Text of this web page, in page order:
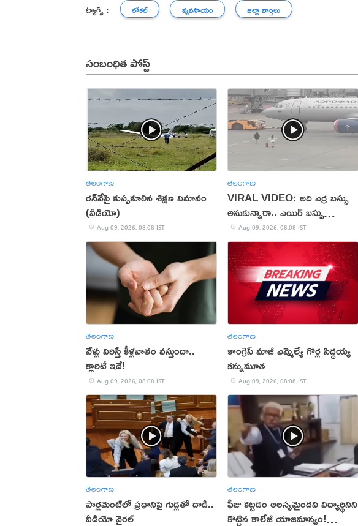
ట్యాగ్స్ : లోకల్ వ్యవసాయం జిల్లా వార్తలు
సంబంధిత పోస్ట్
తెలంగాణ
రన్‌వేపై కుప్పకూలిన శిక్షణ విమానం
(వీడియో)
Aug 09, 2026, 08:08 IST
తెలంగాణ
VIRAL VIDEO: అది ఎర్ర బస్సు
అనుకున్నారా.. ఎయిర్ బస్సు
అనుకున్నారా!
Aug 09, 2026, 08:08 IST
తెలంగాణ
వేళ్లు విరిస్తే కీళ్లవాతం వస్తుందా..
క్లారిటీ ఇదే!
Aug 09, 2026, 08:08 IST
తెలంగాణ
కాంగ్రెస్ మాజీ ఎమ్మెల్యే గొర్ల సిద్ధయ్య
కన్నుమూత
Aug 09, 2026, 08:08 IST
తెలంగాణ
పార్లమెంట్‌లో ప్రధానిపై గుడ్లతో దాడి..
వీడియో వైరల్
తెలంగాణ
ఫీజు కట్టడం ఆలస్యమైందని విద్యార్థినిని
కొట్టిన కాలేజీ యాజమాన్యం!